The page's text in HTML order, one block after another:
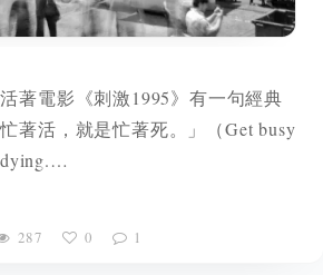
著電影《刺激1995》有一句經典
著活，就是忙著死。」（Get busy
287 0 1